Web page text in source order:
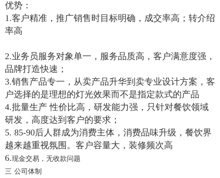
优势：
1.客户精准，推广销售时目标明确，成交率高；转介绍
率高
2.业务员服务对象单一，服务品质高，客户满意度强，
品牌打造快速；
3.销售产品专一，从卖产品升华到卖专业设计方案，客
户选择的是理想的灯光效果而不是指定款式的产品
4.批量生产 性价比高，研发能力强，只针对餐饮领域
研发，高度达到客户的要求；
5. 85-90后人群成为消费主体，消费品味升级，餐饮界
越来越重视氛围。客户容量大，装修频次高
6.现金交易，无收款问题
三 公司体制